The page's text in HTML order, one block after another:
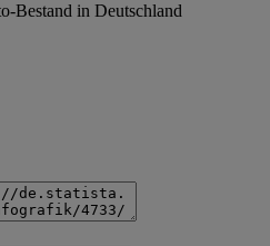
Bestand in Deutschland